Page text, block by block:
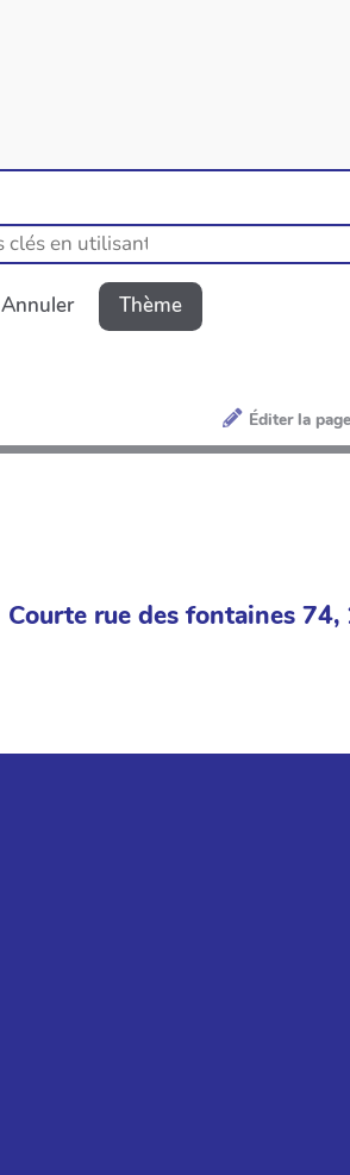
Annuler Thème
Éditer la page
Courte rue des fontaines